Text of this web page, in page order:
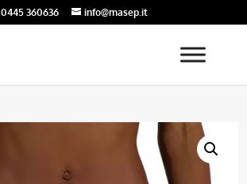
0445 360636 info@masep.it